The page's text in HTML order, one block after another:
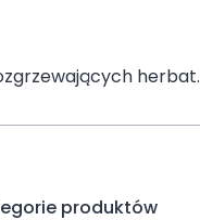
herbat.
produktów